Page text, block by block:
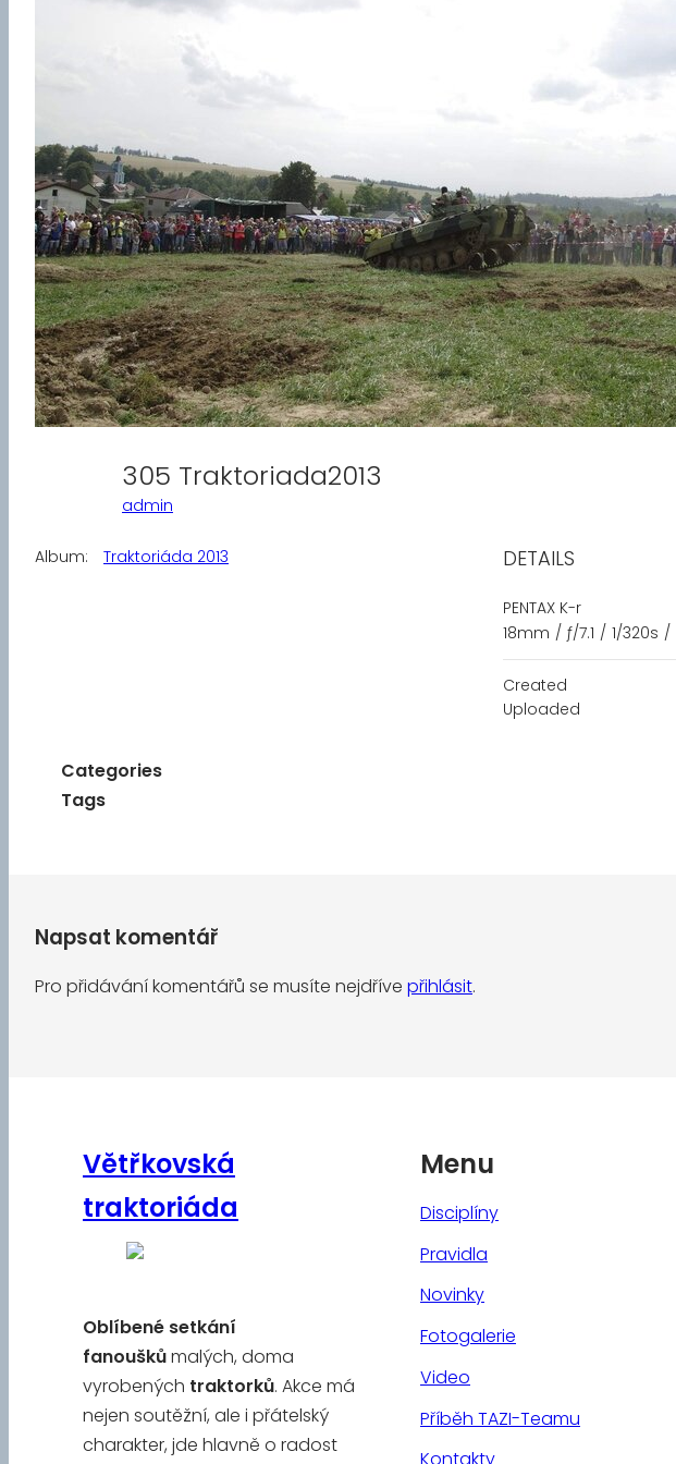
305 Traktoriada2013
admin
Album: Traktoriáda 2013 DETAILS
PENTAX K-r
18mm / ƒ/7.1 / 1/320s /
Created
Uploaded
Categories
Tags
Napsat komentář
Pro přidávání komentářů se musíte nejdříve přihlásit.
Větřkovská
traktoriáda
Oblíbené setkání
fanouškůmalých, doma
vyrobených traktorků. Akce má
nejen soutěžní, ale i přátelský
charakter, jde hlavně o radost
Menu
Disciplíny
Pravidla
Novinky
Fotogalerie
Video
Příběh TAZI-Teamu